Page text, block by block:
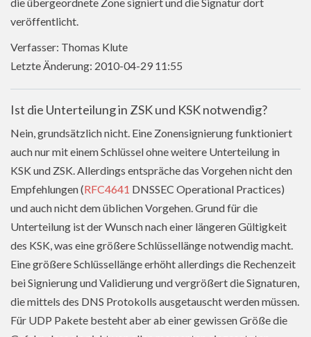
die übergeordnete Zone signiert und die Signatur dort
veröffentlicht.
Verfasser: Thomas Klute
Letzte Änderung: 2010-04-29 11:55
Ist die Unterteilung in ZSK und KSK notwendig?
Nein, grundsätzlich nicht. Eine Zonensignierung funktioniert
auch nur mit einem Schlüssel ohne weitere Unterteilung in
KSK und ZSK. Allerdings entspräche das Vorgehen nicht den
Empfehlungen (RFC4641 DNSSEC Operational Practices)
und auch nicht dem üblichen Vorgehen. Grund für die
Unterteilung ist der Wunsch nach einer längeren Gültigkeit
des KSK, was eine größere Schlüssellänge notwendig macht.
Eine größere Schlüssellänge erhöht allerdings die Rechenzeit
bei Signierung und Validierung und vergrößert die Signaturen,
die mittels des DNS Protokolls ausgetauscht werden müssen.
Für UDP Pakete besteht aber ab einer gewissen Größe die